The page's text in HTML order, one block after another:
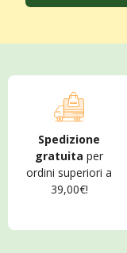
Spedizione
gratuita per
ordini superiori a
39,00€!